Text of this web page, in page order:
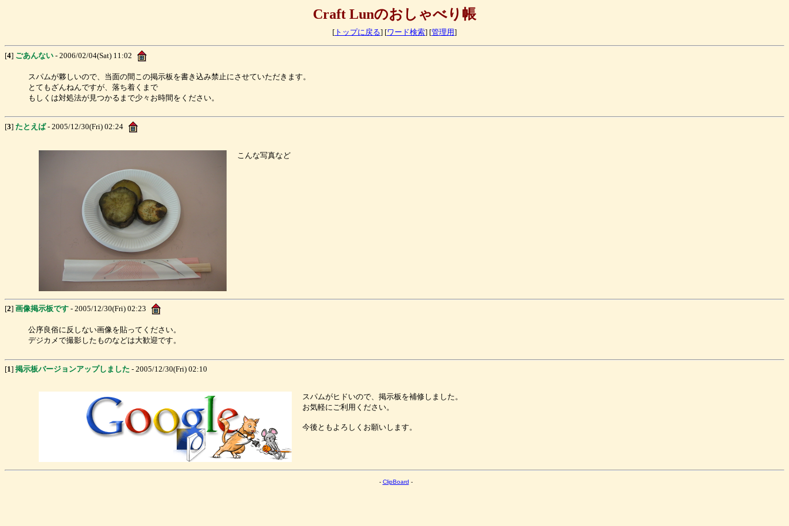
Craft Lunのおしゃべり帳
[ トップに戻る] [ワード検索] [管理用]
[4] ごあんない - 2006/02/04(Sat) 11:02
スパムが夥しいので、当面の間この掲示板を書き込み禁止にさせていただきます。
とてもざんねんですが、落ち着くまで
もしくは対処法が見つかるまで少々お時間をください。
[3] たとえば- 2005/12/30(Fri) 02:24
こんな写真など
[2] 画像掲示板です - 2005/12/30(Fri) 02:23
公序良俗に反しない画像を貼ってください。
デジカメで撮影したものなどは大歓迎です。
[1] 掲示板バージョンアップしました - 2005/12/30(Fri) 02:10
スパムがヒドいので、掲示板を補修しました。
お気軽にご利用ください。
今後ともよろしくお願いします。
- ClipBoard -